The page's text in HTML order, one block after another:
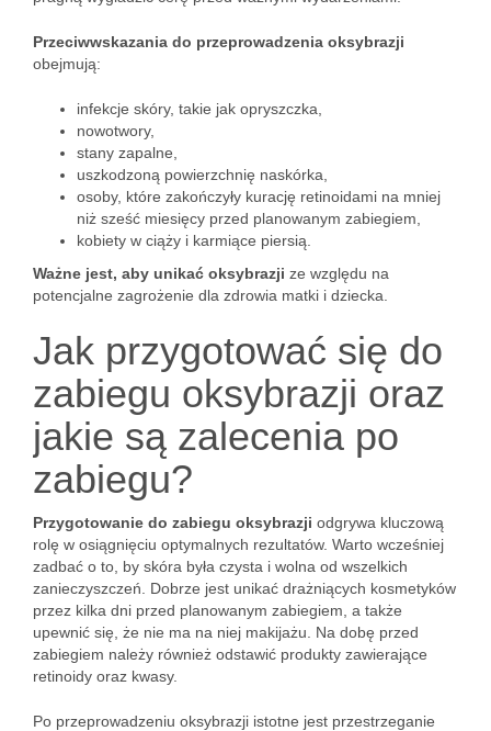
Przeciwwskazania do przeprowadzenia oksybrazji
obejmują:
infekcje skóry, takie jak opryszczka,
nowotwory,
stany zapalne,
uszkodzoną powierzchnię naskórka,
osoby, które zakończyły kurację retinoidami na mniej
niż sześć miesięcy przed planowanym zabiegiem,
kobiety w ciąży i karmiące piersią.
Ważne jest, aby unikać oksybrazji ze względu na
potencjalne zagrożenie dla zdrowia matki i dziecka.
Jak przygotować się do
zabiegu oksybrazji oraz
jakie są zalecenia po
zabiegu?
Przygotowanie do zabiegu oksybrazji odgrywa kluczową
rolę w osiągnięciu optymalnych rezultatów. Warto wcześniej
zadbać o to, by skóra była czysta i wolna od wszelkich
zanieczyszczeń. Dobrze jest unikać drażniących kosmetyków
przez kilka dni przed planowanym zabiegiem, a także
upewnić się, że nie ma na niej makijażu. Na dobę przed
zabiegiem należy również odstawić produkty zawierające
retinoidy oraz kwasy.
Po przeprowadzeniu oksybrazji istotne jest przestrzeganie